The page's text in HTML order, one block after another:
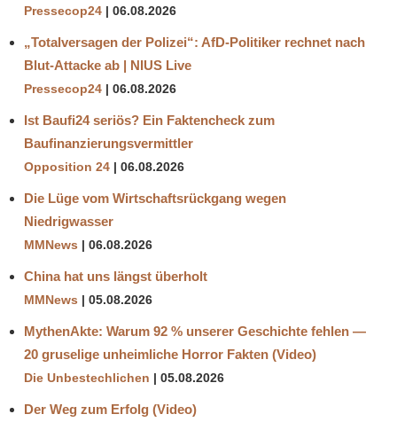
Pressecop24 06.08.2026
„Totalversagen der Polizei“: AfD-Politiker rechnet nach
Blut-Attacke ab | NIUS Live
Pressecop24 06.08.2026
Ist Baufi24 seriös? Ein Faktencheck zum
Baufinanzierungsvermittler
Opposition 24 06.08.2026
Die Lüge vom Wirtschaftsrückgang wegen
Niedrigwasser
MMNews 06.08.2026
China hat uns längst überholt
MMNews 05.08.2026
MythenAkte: Warum 92 % unserer Geschichte fehlen —
20 gruselige unheimliche Horror Fakten (Video)
Die Unbestechlichen 05.08.2026
Der Weg zum Erfolg (Video)